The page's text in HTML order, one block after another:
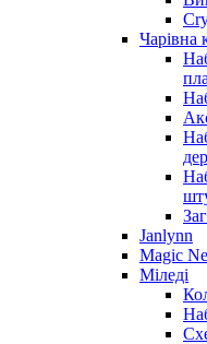
Чарівна
Janlynn
Magic
Міледі